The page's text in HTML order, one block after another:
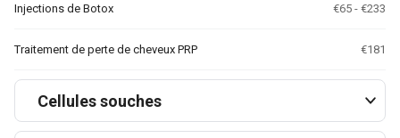
Injections de Botox €65 - €233
Traitement de perte de cheveux PRP €181
Cellules souches